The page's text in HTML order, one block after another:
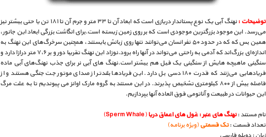
توضیحات :
نهنگ آبی یک نوع پستاندار دریازی است که ابعاد آن تا ۳۳ متر و جرم آن تا ۱۸۱ تن یا حتی بیشتر نیز
می‌رسد. این موجود بزرگترین موجودی است که بر روی زمین زیسته‌ است.برای انگاشت بزرگی ابعاد این جانور،
همین بس که که در حدود ۵۰ نفر انسان می‌توانند تنها روی زبانش بایستند، همچنین سرخرگ‌های این نهنگ به
اندازه‌ای بزرگ‌اند که آدمی به راحتی می‌تواند در آنها راه برود.نوزاد این نهنگ تقریبا دور و بر ۷٬۶ متر درازا دارد و
سنگینی ماهیچه‌ هایش از سنگینی یک فیل هم بیشتر است.نهنگ‌ های آبی نر برای جذب نهنگ‌های آبی ماده
فریادهایی می‌زنند که قدرت ۱۸۰ دسی‌ بل دارد. این فریادها بلندتر از صدای موتور جت جنگی هستند و از
فاصله بیش از ۸۰۰ کیلومتری تشخیص‌ پذیرند. در این مستند به گروه مارک اوانز می پیوندیم تا به علت مرگ
این حیوانات در طبیعت و آناتومی فوق العاده آنها بپردازیم.
نام مستند :نهنگ های عنبر : غول های اعماق دریا(Sperm Whale)
تعداد قسمت :تک قسمتی(ویژه برنامه)